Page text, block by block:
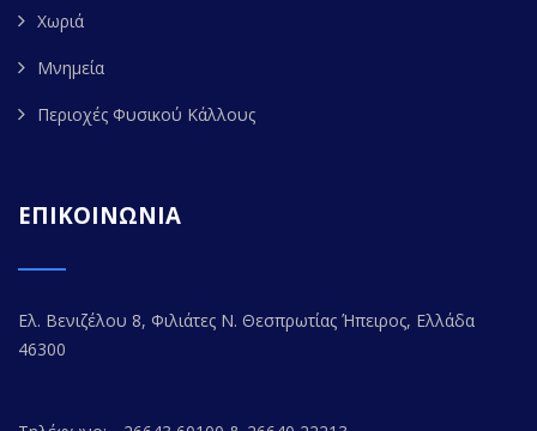
Χωριά
Μνημεία
Περιοχές Φυσικού Κάλλους
ΕΠΙΚΟΙΝΩΝΙΑ
Ελ. Βενιζέλου 8, Φιλιάτες Ν. Θεσπρωτίας Ήπειρος, Ελλάδα
46300